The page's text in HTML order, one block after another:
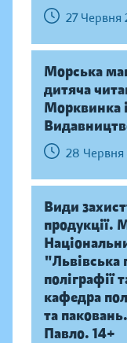
27 Червня
Морська
дитяча
Морквинка
28
Види
продукції.
"Львівська
поліграфії
кафедра
та
Павло. 14+